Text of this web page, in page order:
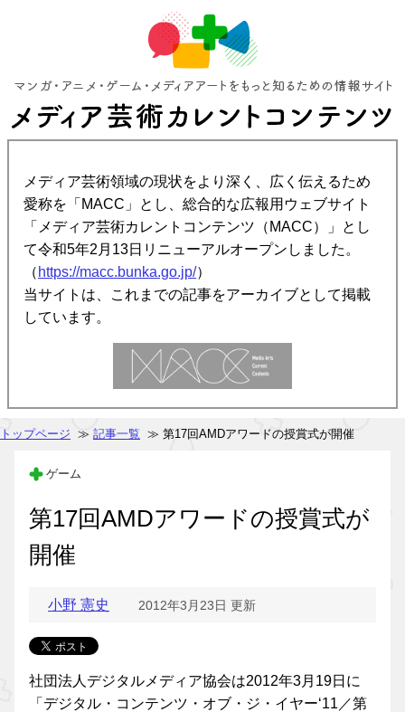
メディア芸術領域の現状をより深く、広く伝えるため
愛称を「MACC」とし、総合的な広報用ウェブサイト
「メディア芸術カレントコンテンツ（MACC）」とし
て令和5年2月13日リニューアルオープンしました。
（ https://macc.bunka.go.jp/）
当サイトは、これまでの記事をアーカイブとして掲載
しています。
トップページ ≫ 記事一覧 ≫ 第17回AMDアワードの授賞式が開催
ゲーム
第17回AMDアワードの授賞式が
開催
小野 憲史 2012年3月23日 更新
社団法人デジタルメディア協会は2012年3月19日に
「デジタル・コンテンツ・オブ・ジ・イヤー‘11／第